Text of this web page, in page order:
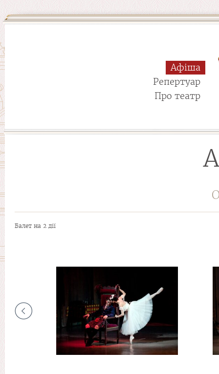
Афіша
Репертуар
Про театр
Балет на 2 дії